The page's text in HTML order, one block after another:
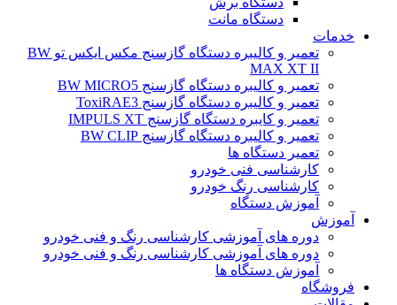
دستگاه مانت
خدمات
تعمیر و کالیبره دستگاه گازسنج مکس ایکس تو BW
MAX XT II
تعمیر و کالیبره دستگاه گازسنج BW MICRO5
تعمیر و کالیبره دستگاه گازسنج ToxiRAE3
تعمیر و کایبره دستگاه گازسنج IMPULS XT
تعمیر و کالیبره دستگاه گازسنج BW CLIP
تعمیر دستگاه ها
کارشناسی فنی خودرو
کارشناسی رنگ خودرو
آموزش دستگاه
آموزش
دوره های آموزشی کارشناسی رنگ و فنی خودرو
دوره های آموزشی کارشناسی رنگ و فنی خودرو
آموزش دستگاه ها
فروشگاه